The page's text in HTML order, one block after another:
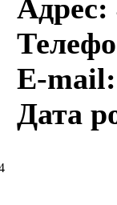
Адрес:
E-mail:
Дата